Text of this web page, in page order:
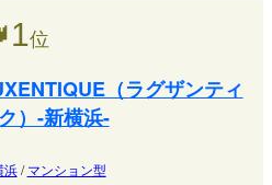
1位
（ラグザンティ
）-新横浜-
浜/マンション型